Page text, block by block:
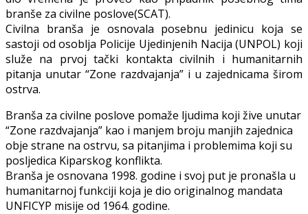
branše za civilne poslove(SCAT).
Civilna branša je osnovala posebnu jedinicu koja se
sastoji od osoblja Policije Ujedinjenih Nacija (UNPOL) koji
služe na prvoj tački kontakta civilnih i humanitarnih
pitanja unutar “Zone razdvajanja” i u zajednicama širom
ostrva.
Branša za civilne poslove pomaže ljudima koji žive unutar
“Zone razdvajanja” kao i manjem broju manjih zajednica
obje strane na ostrvu, sa pitanjima i problemima koji su
posljedica Kiparskog konflikta.
Branša je osnovana 1998. godine i svoj put je pronašla u
humanitarnoj funkciji koja je dio originalnog mandata
UNFICYP misije od 1964. godine.